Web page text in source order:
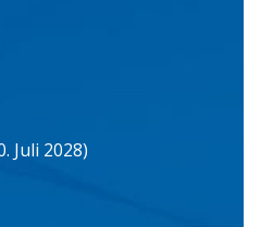
Juli 2028)